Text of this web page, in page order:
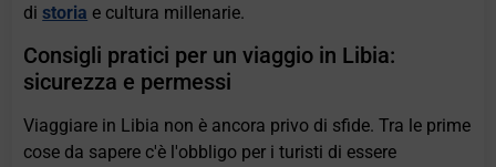
distoria e cultura millenarie.
Consigli pratici per un viaggio in Libia:
sicurezza e permessi
Viaggiare in Libia non è ancora privo di sfide. Tra le prime
cose da sapere c'è l'obbligo per i turisti di essere